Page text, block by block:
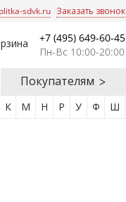
sdvk.ru Заказать звонок
+7 (495) 649-60-45
Пн-Вс 10:00-20:00
Покупателям
К М Н Р У Ф Ш